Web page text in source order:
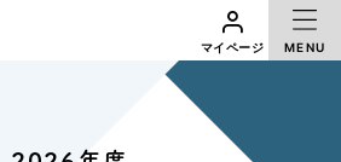
マイページ MENU